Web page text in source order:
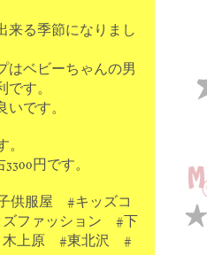
来る季節になりまし
はベビーちゃんの男
す。
です。
円です。
供服屋 #キッズコ
ファッション #下
上原 #東北沢 #